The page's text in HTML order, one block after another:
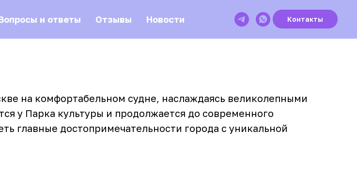
и ответы Отзывы Новости Контакты
на комфортабельном судне, наслаждаясь великолепными
у Парка культуры и продолжается до современного
главные достопримечательности города с уникальной